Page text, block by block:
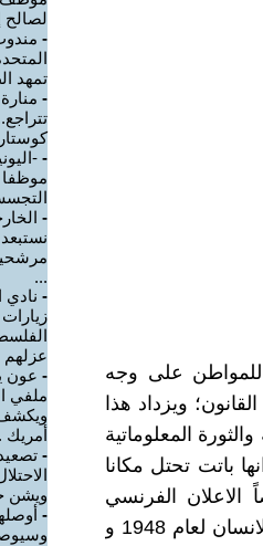
على وجه
ويزداد هذا
المعلوماتية
باتت تحتل مكانا
الاعلان الفرنسي
لحقوق الانسان الصادر في عام 1789 واللائحة الدولية لحقوق الانسان لعام 1948 و
لصالح
-
تمهد
-
-
-
موظفا
-
...
- نادي
عزلهم
- عون
ملفي
أمريك
-
ويشن
-